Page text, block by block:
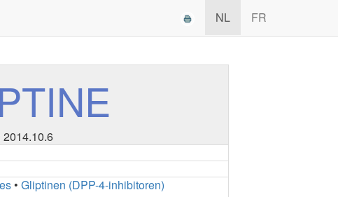
NL FR
•Gliptinen (DPP-4-inhibitoren)